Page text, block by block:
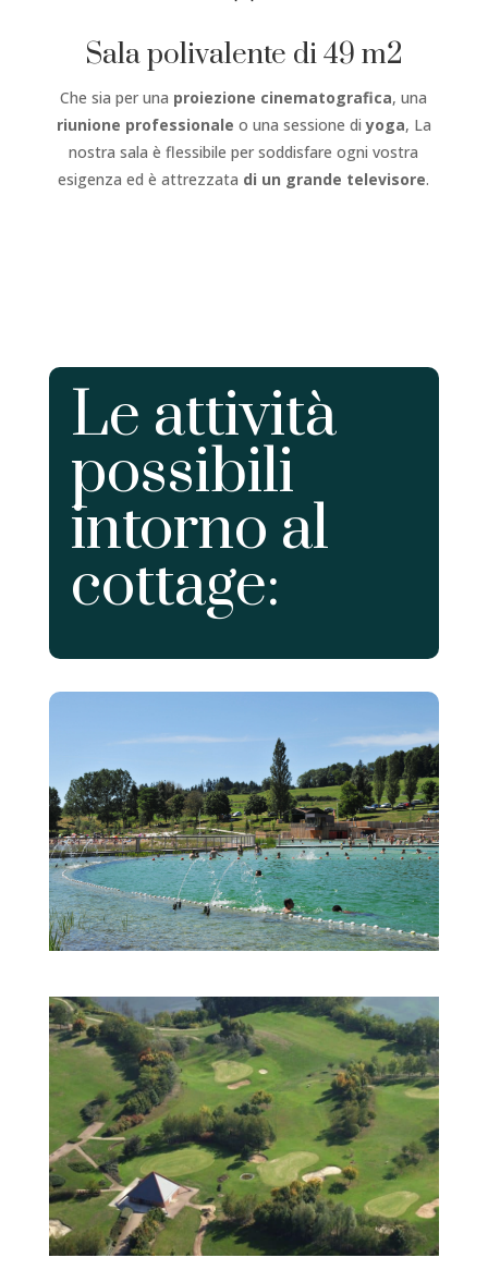
Sala polivalente di 49 m2
Che sia per una proiezione cinematografica, una
riunione professionale o una sessione diyoga, La
nostra sala è flessibile per soddisfare ogni vostra
esigenza ed è attrezzata di un grande televisore.
Le attività
possibili
intorno al
cottage: